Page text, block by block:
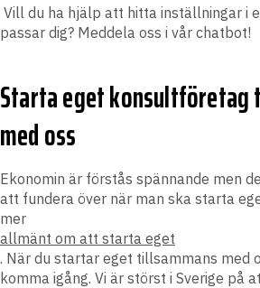
Vill du ha hjälp att hitta inställningar i
passar dig? Meddela oss i vår chatbot!
Starta eget konsultföretag
med oss
Ekonomin är förstås spännande men
att fundera över när man ska starta
mer
allmänt om att starta eget
. När du startar eget tillsammans med
komma igång. Vi är störst i Sverige på